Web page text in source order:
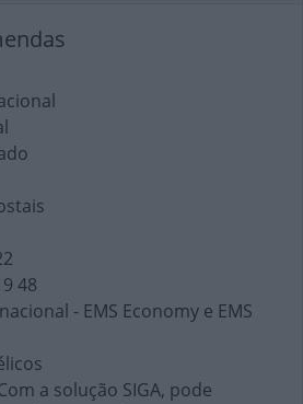
48
- EMS Economy e EMS
a solução SIGA, pode